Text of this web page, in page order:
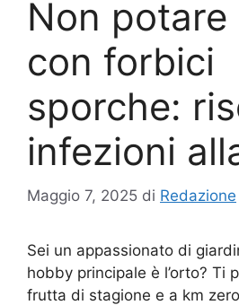
Non potare
con forbici
sporche:
infezioni
Maggio 7, 2025 di Redazione
Sei un appassionato di
hobby principale è l’orto? Ti
frutta di stagione e a km